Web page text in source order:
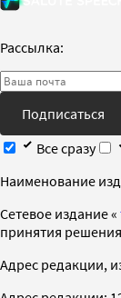
Рассылка:
Подписаться
Все сразу
Наименование
Cетевое издание «
принятия
Адрес редакции,